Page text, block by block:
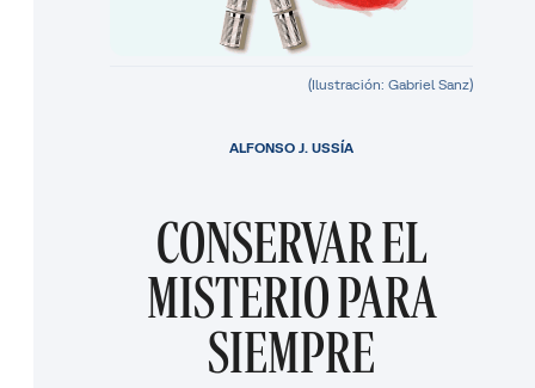
(Ilustración: Gabriel Sanz)
CONSERVAR EL
MISTERIO PARA
SIEMPRE
ALFONSO J. USSÍA